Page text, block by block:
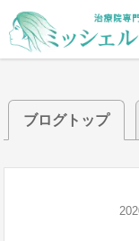
ブログトップ